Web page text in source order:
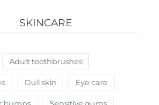
SKINCARE
Adult toothbrushes
Dull skin Eye care
預計送達日期